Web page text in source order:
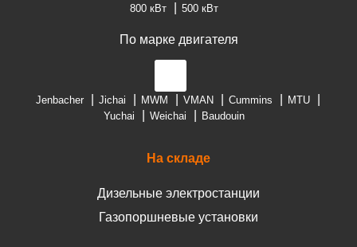
800 кВт
500 кВт
По марке двигателя
Jenbacher Jichai MWM VMAN Cummins
MTU
Yuchai
Weichai Baudouin
На складе
Дизельные электростанции
Газопоршневые установки